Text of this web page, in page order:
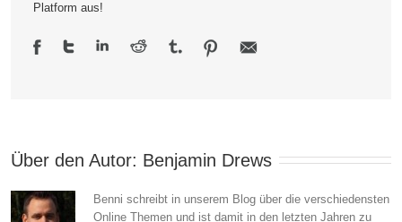
Defiziten
Platform aus!
Über den Autor: Benjamin Drews
Benni schreibt in unserem Blog über die verschiedensten
Online Themen und ist damit in den letzten Jahren zu